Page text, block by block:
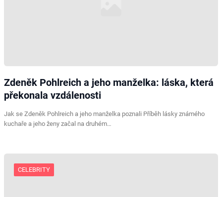
Zdeněk Pohlreich a jeho manželka: láska, která
překonala vzdálenosti
Jak se Zdeněk Pohlreich a jeho manželka poznali Příběh lásky známého
kuchaře a jeho ženy začal na druhém…
CELEBRITY